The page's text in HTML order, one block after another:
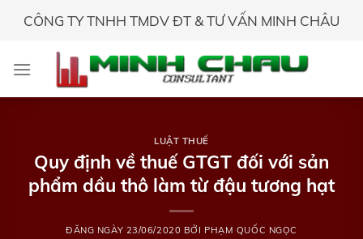
CÔNG TY TNHH TMDV ĐT & TƯ VẤN MINH CHÂU
LUẬT THUẾ
Quy định về thuế GTGT đối với sản
phẩm dầu thô làm từ đậu tương hạt
ĐĂNG NGÀY 23/06/2020 BỞI PHẠM QUỐC NGỌC